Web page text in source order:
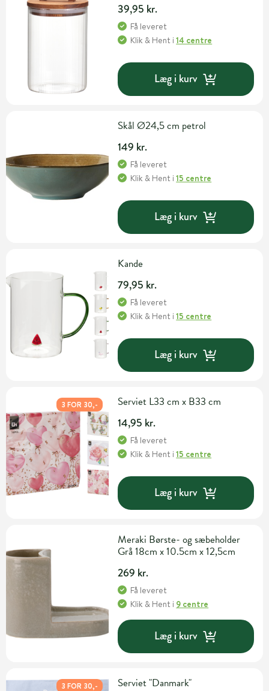
39,95 kr.
Få leveret
Klik & Hent i14 centre
Læg i kurv
Skål Ø24,5 cm petrol
149 kr.
Få leveret
Klik & Hent i15 centre
Læg i kurv
Kande
79,95 kr.
Få leveret
Klik & Hent i15 centre
Læg i kurv
3 FOR 30,- Serviet L33 cm x B33 cm
14,95 kr.
Få leveret
Klik & Hent i15 centre
Læg i kurv
Meraki Børste- og sæbeholder
Grå 18cm x 10.5cm x 12,5cm
269 kr.
Få leveret
Klik & Hent i 9 centre
Læg i kurv
3 FOR 30,- Serviet "Danmark"